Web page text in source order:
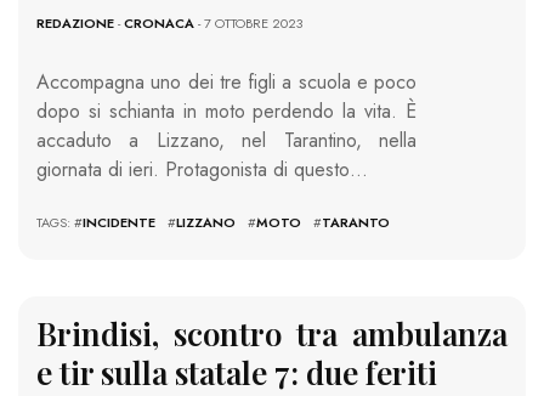
REDAZIONE-CRONACA- 7 OTTOBRE 2023
Accompagna uno dei tre figli a scuola e poco
dopo si schianta in moto perdendo la vita. È
accaduto a Lizzano, nel Tarantino, nella
giornata di ieri. Protagonista di questo…
TAGS: #INCIDENTE #LIZZANO #MOTO #TARANTO
Brindisi, scontro tra ambulanza
e tir sulla statale 7: due feriti